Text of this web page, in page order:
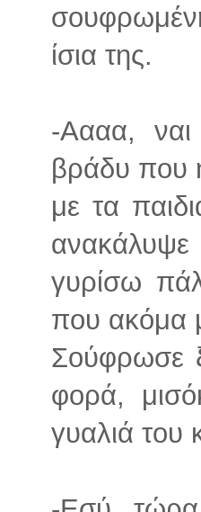
ίσια της.
-Αααα,
βράδυ που
με τα
γυρίσω
που ακόμα
Σούφρωσε
φορά,
γυαλιά του